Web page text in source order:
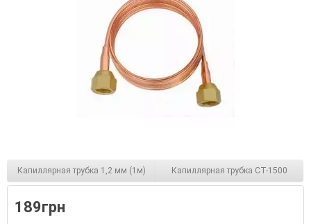
Капиллярная трубка 1,2 мм (1м) Капиллярная трубка СТ-1500
189грн